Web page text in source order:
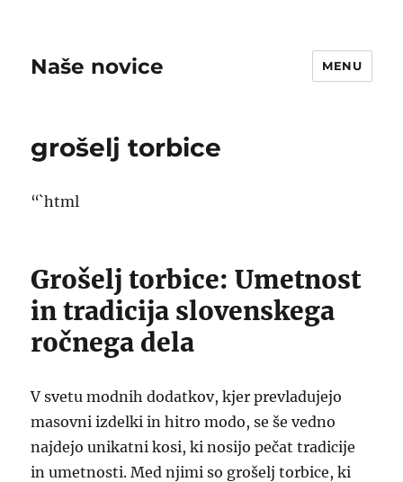
Naše novice MENU
grošelj torbice
“`html
Grošelj torbice: Umetnost
in tradicija slovenskega
ročnega dela
V svetu modnih dodatkov, kjer prevladujejo
masovni izdelki in hitro modo, se še vedno
najdejo unikatni kosi, ki nosijo pečat tradicije
in umetnosti. Med njimi so grošelj torbice, ki